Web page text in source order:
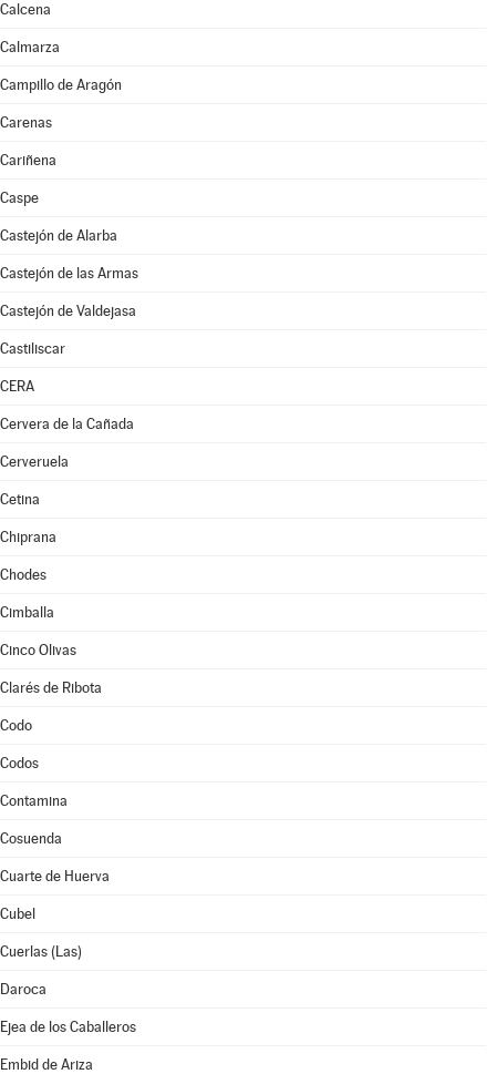
Calcena
Calmarza
Campillo de Aragón
Carenas
Cariñena
Caspe
Castejón de Alarba
Castejón de las Armas
Castejón de Valdejasa
Castiliscar
CERA
Cervera de la Cañada
Cerveruela
Cetina
Chiprana
Chodes
Cimballa
Cinco Olivas
Clarés de Ribota
Codo
Codos
Contamina
Cosuenda
Cuarte de Huerva
Cubel
Cuerlas (Las)
Daroca
Ejea de los Caballeros
Embid de Ariza